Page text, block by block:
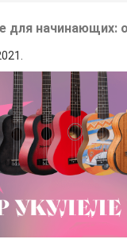
для начинающих: